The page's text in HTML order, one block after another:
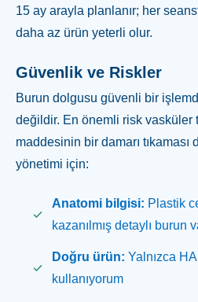
15 ay arayla planlanır; her
daha az ürün yeterli olur.
Güvenlik ve Riskler
Burun dolgusu güvenli bir
değildir. En önemli risk vasküler
maddesinin bir damarı
yönetimi için:
Anatomi bilgisi: Plastik
kazanılmış detaylı
Doğru ürün: Yalnızca
kullanıyorum